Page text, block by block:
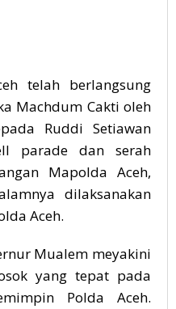
telah berlangsung
Machdum Cakti oleh
Ruddi Setiawan
parade dan serah
Mapolda Aceh,
dilaksanakan
Aceh.
Mualem meyakini
yang tepat pada
Polda Aceh.